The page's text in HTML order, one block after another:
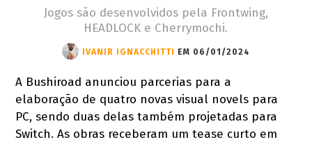
Jogos são desenvolvidos pela Frontwing,
HEADLOCK e Cherrymochi.
IVANIR IGNACCHITTI EM 06/01/2024
A Bushiroad anunciou parcerias para a
elaboração de quatro novas visual novels para
PC, sendo duas delas também projetadas para
Switch. As obras receberam um tease curto em